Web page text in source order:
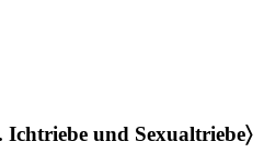
Ichtriebe und Sexualtriebe〉